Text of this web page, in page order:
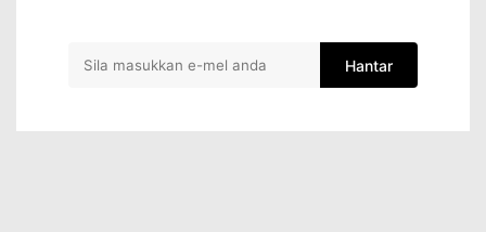
Hantar